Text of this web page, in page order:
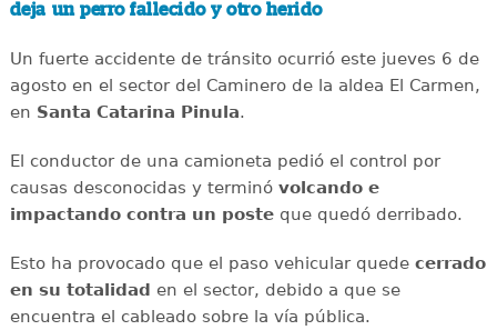
deja un perro fallecido y otro herido
Un fuerte accidente de tránsito ocurrió este jueves 6 de
agosto en el sector del Caminero de la aldea El Carmen,
en Santa Catarina Pinula.
El conductor de una camioneta pedió el control por
causas desconocidas y terminó volcando e
impactando contra un posteque quedó derribado.
Esto ha provocado que el paso vehicular quede cerrado
en su totalidad en el sector, debido a que se
encuentra el cableado sobre la vía pública.